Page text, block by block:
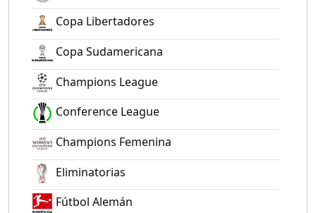
Copa Libertadores
Copa Sudamericana
Champions League
Conference League
Champions Femenina
Eliminatorias
Fútbol Alemán